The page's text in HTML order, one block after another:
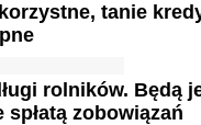
tanie
rolników. Będą
spłatą zobowiązań